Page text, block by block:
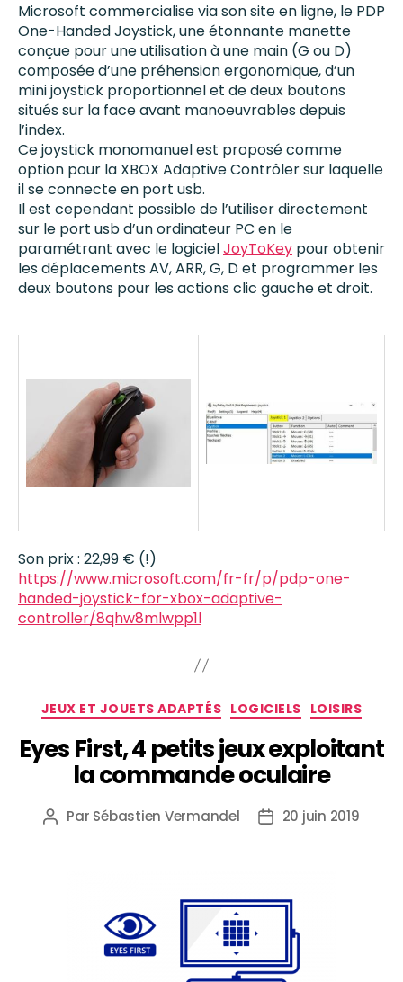
Microsoft commercialise via son site en ligne, le PDP
One-Handed Joystick, une étonnante manette
conçue pour une utilisation à une main (G ou D)
composée d’une préhension ergonomique, d’un
mini joystick proportionnel et de deux boutons
situés sur la face avant manoeuvrables depuis
l’index.
Ce joystick monomanuel est proposé comme
option pour la XBOX Adaptive Contrôler sur laquelle
il se connecte en port usb.
Il est cependant possible de l’utiliser directement
sur le port usb d’un ordinateur PC en le
paramétrant avec le logicielJoyToKey pour obtenir
les déplacements AV, ARR, G, D et programmer les
deux boutons pour les actions clic gauche et droit.
Son prix : 22,99 € (!)
https://www.microsoft.com/fr-fr/p/pdp-one-
handed-joystick-for-xbox-adaptive-
controller/8qhw8mlwpp1l
JEUX ET JOUETS ADAPTÉS LOGICIELS LOISIRS
Eyes First, 4 petits jeux exploitant
la commande oculaire
Par Sébastien Vermandel 20 juin 2019